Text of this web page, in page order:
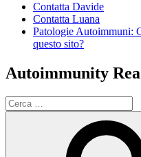
Contatta Davide
Contatta Luana
Patologie Autoimmuni:
questo sito?
Autoimmunity
Cerca: